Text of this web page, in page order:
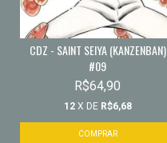
CDZ - SAINT SEIYA (KANZENBAN)
#09
R$64,90
12 X DE R$6,68